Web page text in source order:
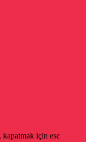
kapatmak için esc